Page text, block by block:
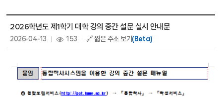
2026학년도 제1학기 대학 강의 중간 설문 실시 안내문
2026-04-13 153 🔗 짧은 주소 보기(Beta)